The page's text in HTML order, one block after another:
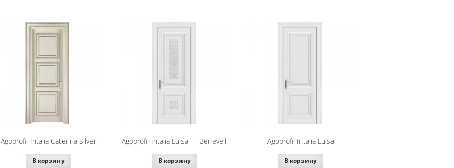
Agoprofil Intalia Caterina Silver
В корзину
Agoprofil Intalia Luisa — Benevelli
В корзину
Agoprofil Intalia Luisa
В корзину